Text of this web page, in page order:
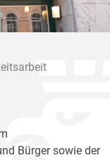
Bürger sowie der